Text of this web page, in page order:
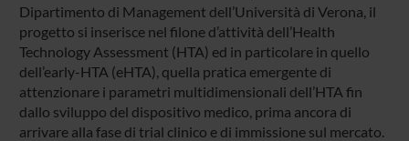
Dipartimento di Management dell’Università di Verona, il
progetto si inserisce nel filone d’attività dell’Health
Technology Assessment (HTA) ed in particolare in quello
dell’early-HTA (eHTA), quella pratica emergente di
attenzionare i parametri multidimensionali dell’HTA fin
dallo sviluppo del dispositivo medico, prima ancora di
arrivare alla fase di trial clinico e di immissione sul mercato.